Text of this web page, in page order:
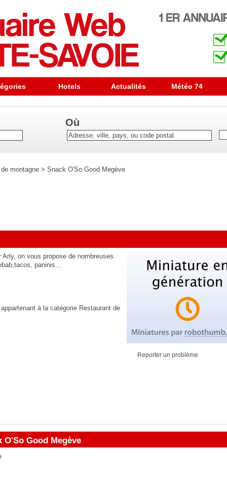
Hotels Actualités Météo 74
Où
montagne > Snack O'So Good Megève
on vous propose de nombreuses
paninis...
à la catégorie Restaurant de
Reporter un problème
Good Megève